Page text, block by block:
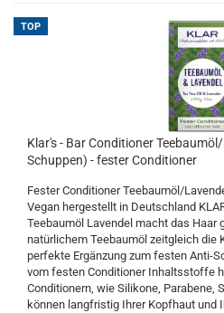
TOP
Klar's - Bar Conditioner
Schuppen) - fester Conditioner
Fester Conditioner Teebaumöl/
Vegan hergestellt in Deutschland
Teebaumöl Lavendel macht das Haar
natürlichem Teebaumöl zeitgleich die
perfekte Ergänzung zum festen Anti-
vom festen Conditioner Inhaltsstoffe
Conditionern, wie Silikone, Parabene,
können langfristig Ihrer Kopfhaut und